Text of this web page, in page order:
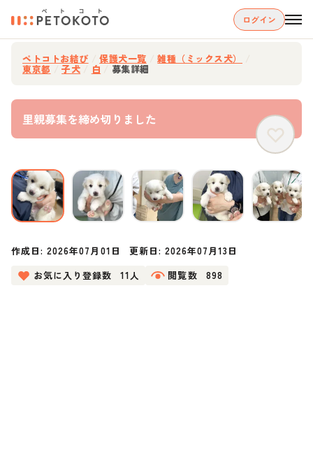
ログイン
ペトコトお結び 保護犬一覧 雑種（ミックス犬）
東京都 子犬 白 募集詳細
里親募集を締め切りました
作成日:2026年07月01日 更新日: 2026年07月13日
お気に入り登録数
11人 閲覧数 898